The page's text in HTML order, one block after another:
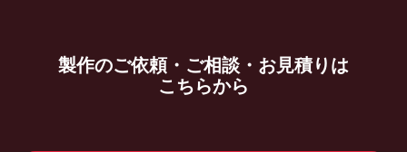
製作のご依頼・ご相談・お見積りは
こちらから